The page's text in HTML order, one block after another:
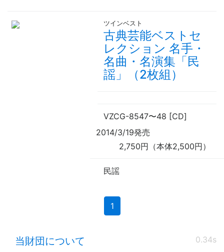
ツインベスト
古典芸能ベストセ
レクション 名手・
名曲・名演集「民
謡」（2枚組）
VZCG-8547〜48 [CD]
2014/3/19発売
2,750円（本体2,500円）
民謡
1(current)
0.34s
当財団について